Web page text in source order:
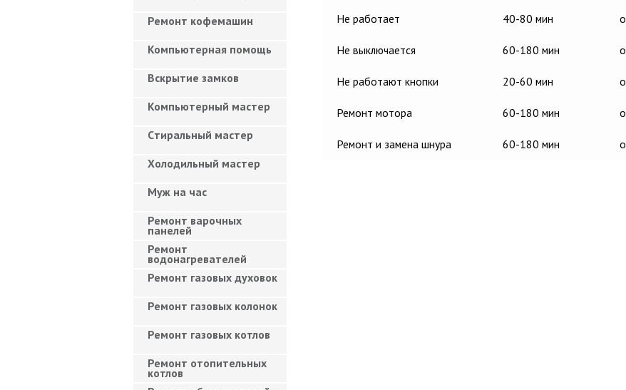
Не работает 40-80 мин
Не выключается 60-180 мин
Не работают кнопки 20-60 мин
Ремонт мотора 60-180 мин
Ремонт и замена шнура 60-180 мин
Ремонт кофемашин
Компьютерная помощь
Вскрытие замков
Компьютерный мастер
Cтиральный мастер
Холодильный мастер
Муж на час
Ремонт варочных
панелей
Ремонт
водонагревателей
Ремонт газовых духовок
Ремонт газовых колонок
Ремонт газовых котлов
Ремонт отопительных
котлов